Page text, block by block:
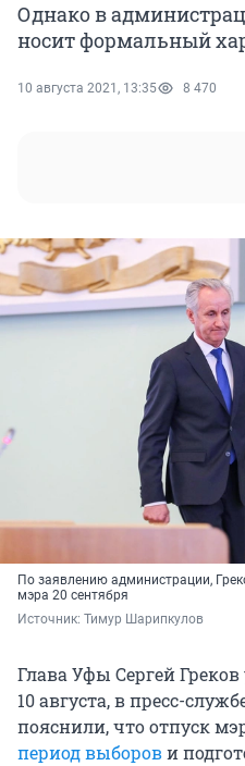
Однако в
носит формальный
10 августа 2021, 13:35 8 470
По заявлению администрации,
мэра 20 сентября
Источник: Тимур Шарипкулов
Глава Уфы Сергей
10 августа, в пресс-
пояснили, что отпуск
период выборови